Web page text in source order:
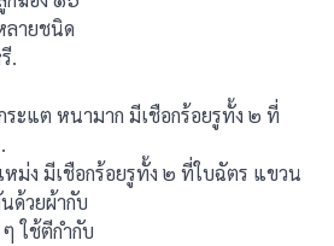
ลายชนิด
.
ระแต หนามาก มีเชือกร้อยรูทั้ง ๒ ที่
หม่ง มีเชือกร้อยรูทั้ง ๒ ที่ใบฉัตร แขวน
ด้วยผ้ากับ
ใช้ตีกำกับ